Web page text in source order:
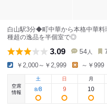
白山駅3分◆町中華から本格中華
種超の逸品を半個室で◎
3.09 54 人
￥2,000～￥2,999 ～￥999
空席
情報
土
8/8
日
9
月
10